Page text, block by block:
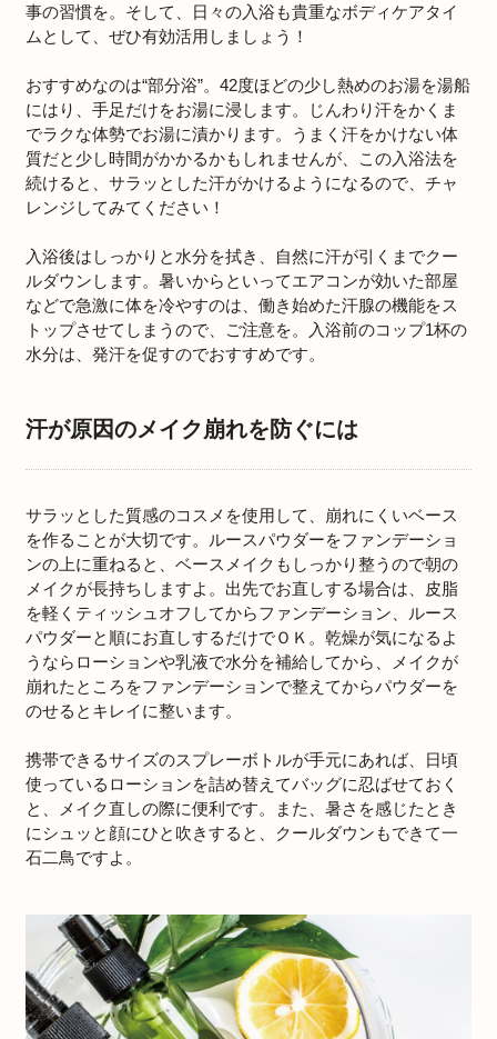
事の習慣を。そして、日々の入浴も貴重なボディケアタイ
ムとして、ぜひ有効活用しましょう！
おすすめなのは“部分浴”。42度ほどの少し熱めのお湯を湯船
にはり、手足だけをお湯に浸します。じんわり汗をかくま
でラクな体勢でお湯に漬かります。うまく汗をかけない体
質だと少し時間がかかるかもしれませんが、この入浴法を
続けると、サラッとした汗がかけるようになるので、チャ
レンジしてみてください！
入浴後はしっかりと水分を拭き、自然に汗が引くまでクー
ルダウンします。暑いからといってエアコンが効いた部屋
などで急激に体を冷やすのは、働き始めた汗腺の機能をス
トップさせてしまうので、ご注意を。入浴前のコップ1杯の
水分は、発汗を促すのでおすすめです。
汗が原因のメイク崩れを防ぐには
サラッとした質感のコスメを使用して、崩れにくいベース
を作ることが大切です。ルースパウダーをファンデーショ
ンの上に重ねると、ベースメイクもしっかり整うので朝の
メイクが長持ちしますよ。出先でお直しする場合は、皮脂
を軽くティッシュオフしてからファンデーション、ルース
パウダーと順にお直しするだけでＯＫ。乾燥が気になるよ
うならローションや乳液で水分を補給してから、メイクが
崩れたところをファンデーションで整えてからパウダーを
のせるとキレイに整います。
携帯できるサイズのスプレーボトルが手元にあれば、日頃
使っているローションを詰め替えてバッグに忍ばせておく
と、メイク直しの際に便利です。また、暑さを感じたとき
にシュッと顔にひと吹きすると、クールダウンもできて一
石二鳥ですよ。